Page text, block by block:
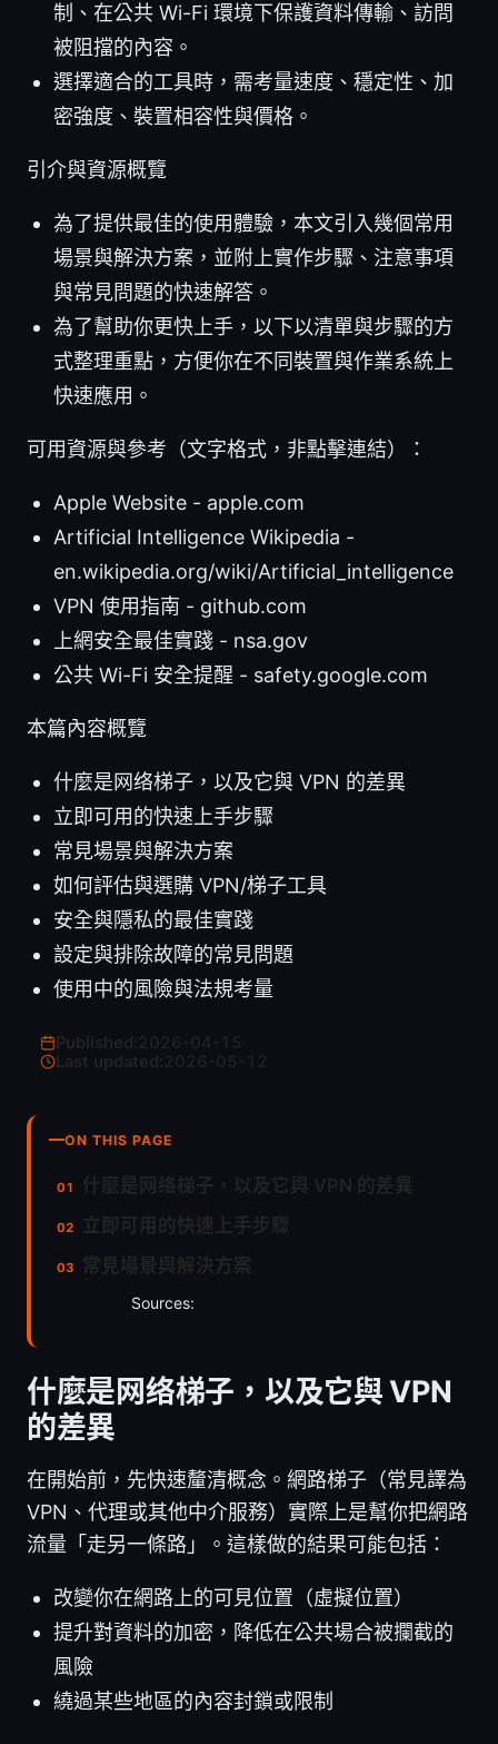
制、在公共 Wi-Fi 環境下保護資料傳輸、訪問
被阻擋的內容。
選擇適合的工具時，需考量速度、穩定性、加
密強度、裝置相容性與價格。
引介與資源概覽
為了提供最佳的使用體驗，本文引入幾個常用
場景與解決方案，並附上實作步驟、注意事項
與常見問題的快速解答。
為了幫助你更快上手，以下以清單與步驟的方
式整理重點，方便你在不同裝置與作業系統上
快速應用。
可用資源與參考（文字格式，非點擊連結）：
Apple Website - apple.com
Artificial Intelligence Wikipedia -
en.wikipedia.org/wiki/Artificial_intelligence
VPN 使用指南 - github.com
上網安全最佳實踐 - nsa.gov
公共 Wi-Fi 安全提醒 - safety.google.com
本篇內容概覽
什麼是网络梯子，以及它與 VPN 的差異
立即可用的快速上手步驟
常見場景與解決方案
如何評估與選購 VPN/梯子工具
安全與隱私的最佳實踐
設定與排除故障的常見問題
使用中的風險與法規考量
Last updated:
ON THIS PAGE
Sources:
什麼是网络梯子，以及它與 VPN
的差異
在開始前，先快速釐清概念。網路梯子（常見譯為
VPN、代理或其他中介服務）實際上是幫你把網路
流量「走另一條路」。這樣做的結果可能包括：
改變你在網路上的可見位置（虛擬位置）
提升對資料的加密，降低在公共場合被攔截的
風險
繞過某些地區的內容封鎖或限制